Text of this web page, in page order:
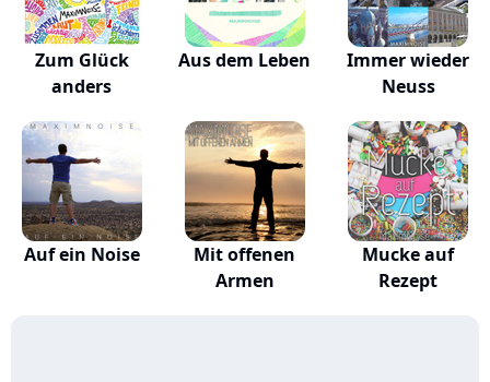
Zum Glück
anders
Aus dem Leben
Immer wieder
Neuss
Auf ein Noise
Mit offenen
Armen
Mucke auf
Rezept